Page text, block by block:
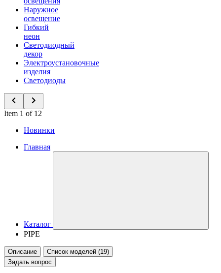
Наружное
освещение
Гибкий
неон
Светодиодный
декор
Электроустановочные
изделия
Светодиоды
Item 1 of 12
Новинки
Главная
Каталог
PIPE
Описание
Список моделей (19)
Задать вопрос